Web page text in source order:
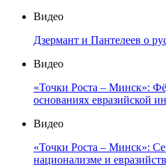
Видео
Дзермант и Пантелеев о
Видео
«Точки Роста – Минск»:
основаниях евразийской
Видео
«Точки Роста – Минск»:
национализме и